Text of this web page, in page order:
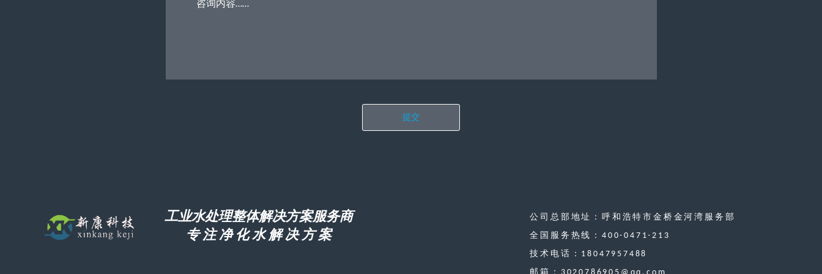
提交
工业水处理整体解决方案服务商
专 注 净 化 水 解 决 方 案
公司总部地址：呼和浩特市金桥金河湾服务部
全国服务热线：400-0471-213
技术电话：18047957488